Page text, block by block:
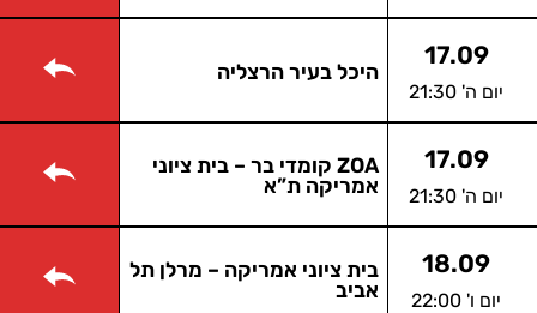
17.09
יום ה' 21:30
היכל בעיר הרצליה
17.09
יום ה' 21:30
ZOA קומדי בר – בית ציוני
אמריקה ת”א
18.09
יום ו' 22:00
בית ציוני אמריקה – מרלן תל
אביב